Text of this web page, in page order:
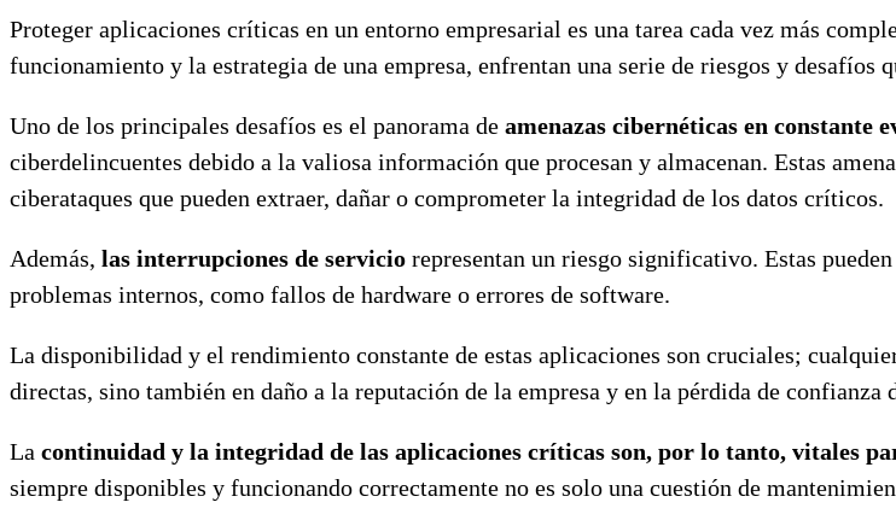
Proteger aplicaciones críticas en un entorno empresarial es una tarea cada vez más
funcionamiento y la estrategia de una empresa, enfrentan una serie de riesgos y desafíos
Uno de los principales desafíos es el panorama de amenazas cibernéticas en constante
ciberdelincuentes debido a la valiosa información que procesan y almacenan. Estas
ciberataques que pueden extraer, dañar o comprometer la integridad de los datos críticos.
Además, las interrupciones de servicio representan un riesgo significativo. Estas
problemas internos, como fallos de hardware o errores de software.
La disponibilidad y el rendimiento constante de estas aplicaciones son cruciales;
directas, sino también en daño a la reputación de la empresa y en la pérdida de confianza
La continuidad y la integridad de las aplicaciones críticas son, por lo tanto, vitales
siempre disponibles y funcionando correctamente no es solo una cuestión de